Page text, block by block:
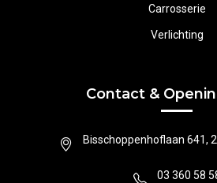
Carrosserie
Verlichting
Contact &
Bisschoppenhoflaan 641,
03 360 58